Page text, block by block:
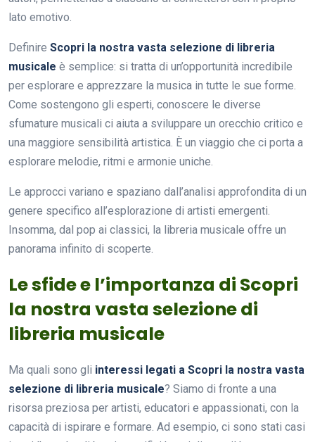
lato emotivo.
Definire Scopri la nostra vasta selezione di libreria
musicale è semplice: si tratta di un’opportunità incredibile
per esplorare e apprezzare la musica in tutte le sue forme.
Come sostengono gli esperti, conoscere le diverse
sfumature musicali ci aiuta a sviluppare un orecchio critico e
una maggiore sensibilità artistica. È un viaggio che ci porta a
esplorare melodie, ritmi e armonie uniche.
Le approcci variano e spaziano dall’analisi approfondita di un
genere specifico all’esplorazione di artisti emergenti.
Insomma, dal pop ai classici, la libreria musicale offre un
panorama infinito di scoperte.
Le sfide e l’importanza di Scopri
la nostra vasta selezione di
libreria musicale
Ma quali sono gli interessi legati a Scopri la nostra vasta
selezione di libreria musicale? Siamo di fronte a una
risorsa preziosa per artisti, educatori e appassionati, con la
capacità di ispirare e formare. Ad esempio, ci sono stati casi